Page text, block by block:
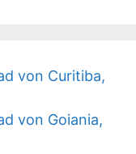
von Curitiba,
von Goiania,